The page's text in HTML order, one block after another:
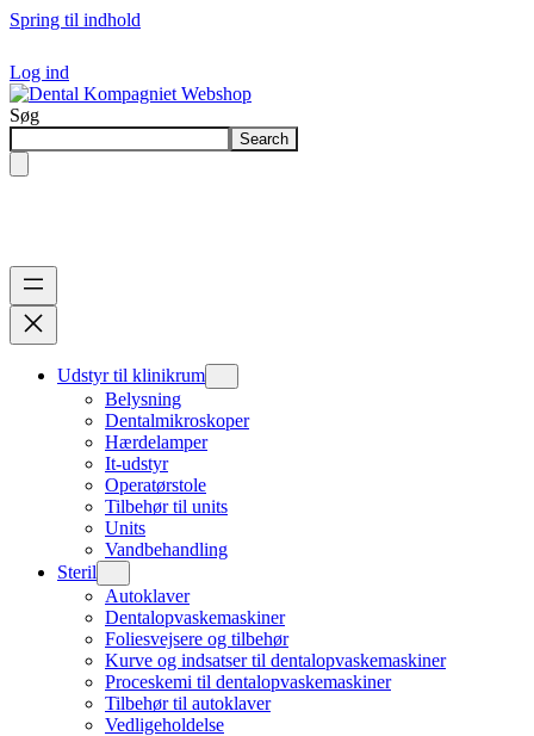
Spring til indhold
Log ind
Søg
Search
Udstyr til klinikrum
Belysning
Dentalmikroskoper
Hærdelamper
It-udstyr
Operatørstole
Tilbehør til units
Units
Vandbehandling
Steril
Autoklaver
Dentalopvaskemaskiner
Foliesvejsere og tilbehør
Kurve og indsatser til dentalopvaskemaskiner
Proceskemi til dentalopvaskemaskiner
Tilbehør til autoklaver
Vedligeholdelse